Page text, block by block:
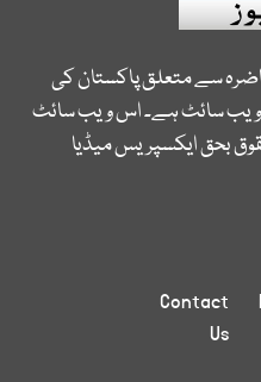
سے متعلق پاکستان کی
ویب سائٹ ہے۔ اس ویب سائٹ
بحق ایکسپریس میڈیا
Contact
Us